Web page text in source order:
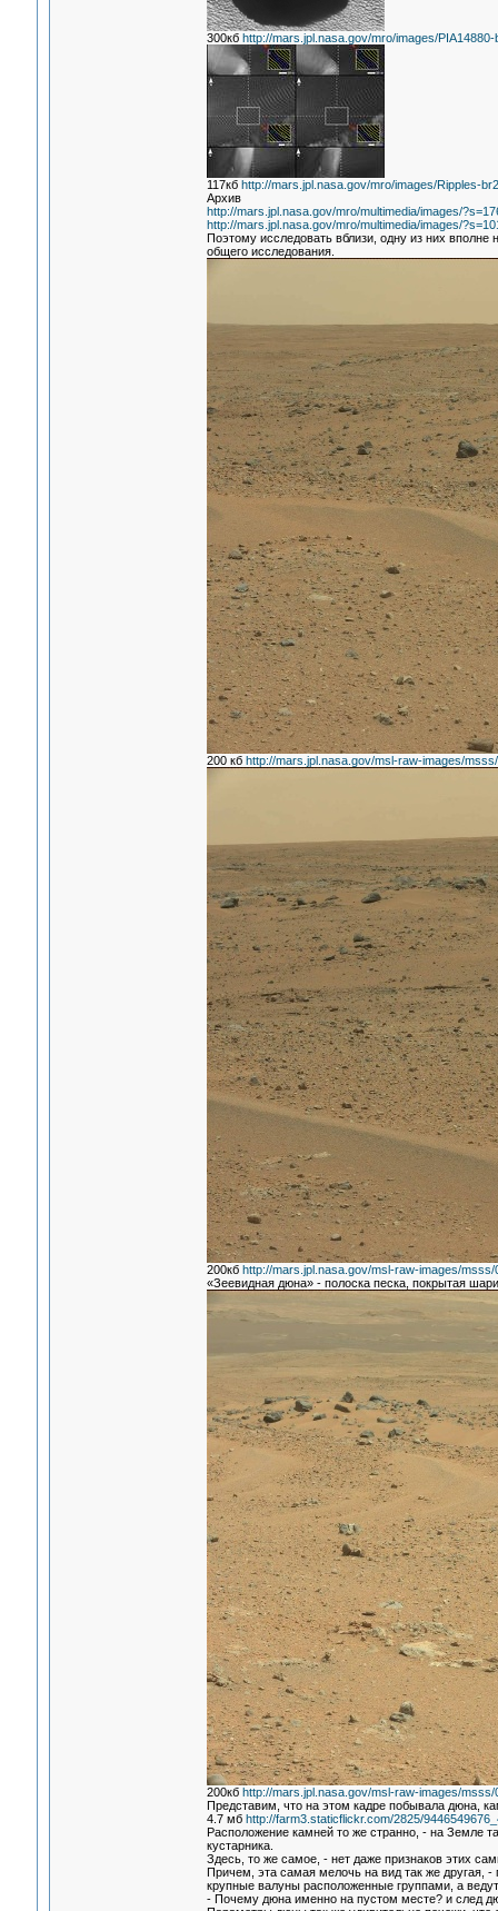
300кб http://mars.jpl.nasa.gov/mro/images/PIA14880-
117кб http://mars.jpl.nasa.gov/mro/images/Ripples-
Архив
http://mars.jpl.nasa.gov/mro/multimedia/images/
http://mars.jpl.nasa.gov/mro/multimedia/images/
Поэтому исследовать вблизи, одну из них
общего исследования.
200 кб http://mars.jpl.nasa.gov/msl-raw-images/
200кб http://mars.jpl.nasa.gov/msl-raw-images/
«Зеевидная дюна» - полоска песка, покрытая
200кб http://mars.jpl.nasa.gov/msl-raw-images/
Представим, что на этом кадре побывала дюна,
4.7 мб http://farm3.staticflickr.com/2825/
Расположение камней то же странно, - на Земле
кустарника.
Здесь, то же самое, - нет даже признаков этих
Причем, эта самая мелочь на вид так же другая,
крупные валуны расположенные группами, а
- Почему дюна именно на пустом месте? и след